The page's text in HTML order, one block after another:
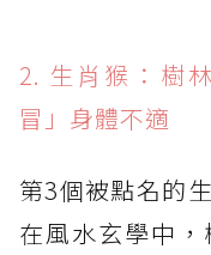
2. 生肖猴：樹
冒」身體不適
第3個被點名的
在風水玄學中